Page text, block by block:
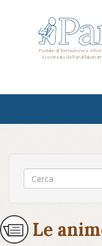
contenuto
Portale di formazione e
il contrasto
Le